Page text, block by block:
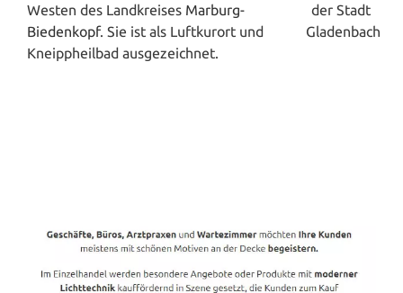
Westen des Landkreises Marburg-
Biedenkopf. Sie ist als Luftkurort und
Kneippheilbad ausgezeichnet.